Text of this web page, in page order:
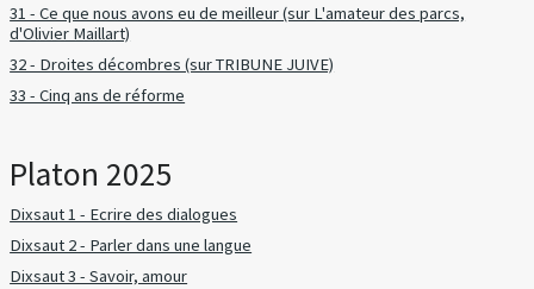
31 - Ce que nous avons eu de meilleur (sur L'amateur des parcs,
d'Olivier Maillart)
32 - Droites décombres (sur TRIBUNE JUIVE)
33 - Cinq ans de réforme
Platon 2025
Dixsaut 1 - Ecrire des dialogues
Dixsaut 2 - Parler dans une langue
Dixsaut 3 - Savoir, amour